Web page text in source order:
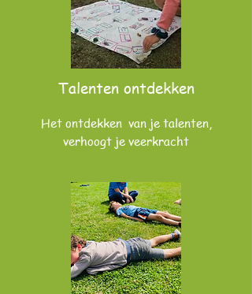
Talenten ontdekken
Het ontdekken van je talenten,
verhoogt je veerkracht